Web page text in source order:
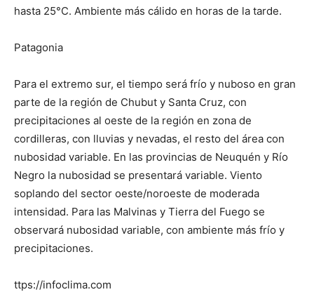
hasta 25°C. Ambiente más cálido en horas de la tarde.
Patagonia
Para el extremo sur, el tiempo será frío y nuboso en gran
parte de la región de Chubut y Santa Cruz, con
precipitaciones al oeste de la región en zona de
cordilleras, con lluvias y nevadas, el resto del área con
nubosidad variable. En las provincias de Neuquén y Río
Negro la nubosidad se presentará variable. Viento
soplando del sector oeste/noroeste de moderada
intensidad. Para las Malvinas y Tierra del Fuego se
observará nubosidad variable, con ambiente más frío y
precipitaciones.
ttps://infoclima.com